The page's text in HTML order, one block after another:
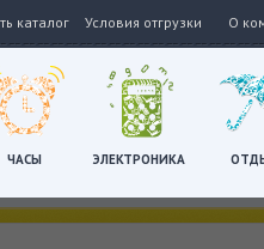
каталог Условия отгрузки О
ЧАСЫ ЭЛЕКТРОНИКА